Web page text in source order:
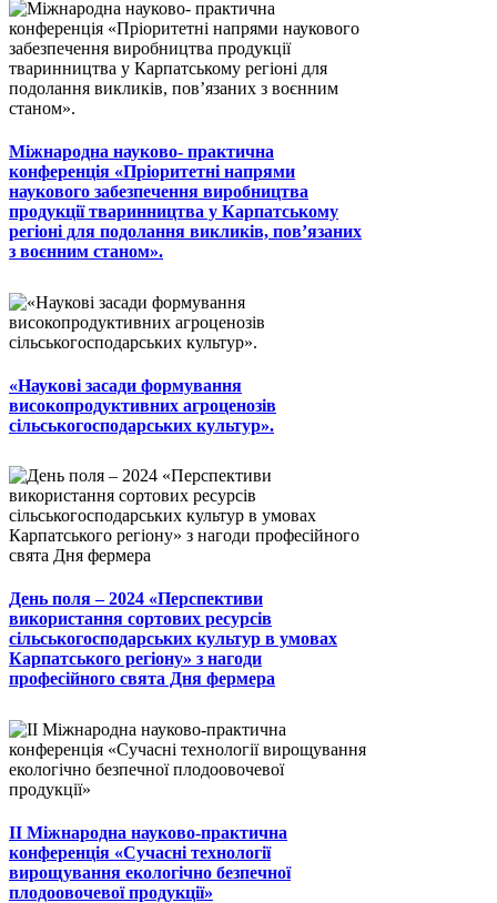
Міжнародна науково- практична
конференція «Пріоритетні напрями
наукового забезпечення виробництва
продукції тваринництва у Карпатському
регіоні для подолання викликів, пов’язаних
з воєнним станом».
«Наукові засади формування
високопродуктивних агроценозів
сільськогосподарських культур».
День поля – 2024 «Перспективи
використання сортових ресурсів
сільськогосподарських культур в умовах
Карпатського регіону» з нагоди
професійного свята Дня фермера
II Міжнародна науково-практична
конференція «Сучасні технології
вирощування екологічно безпечної
плодоовочевої продукції»